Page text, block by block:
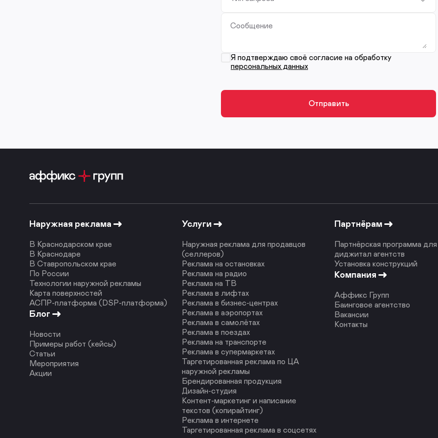
Сообщение
Я подтверждаю своё согласие на обработку
персональных данных
Наружная реклама
В Краснодарском крае
В Краснодаре
В Ставропольском крае
По России
Технологии наружной рекламы
Карта поверхностей
АСПР-платформа (DSP-платформа)
Блог
Новости
Примеры работ (кейсы)
Статьи
Мероприятия
Акции
Услуги
Наружная реклама для продавцов
(селлеров)
Реклама на остановках
Реклама на радио
Реклама на ТВ
Реклама в лифтах
Реклама в бизнес-центрах
Реклама в аэропортах
Реклама в самолётах
Реклама в поездах
Реклама на транспорте
Реклама в супермаркетах
Таргетированная реклама по ЦА
наружной рекламы
Брендированная продукция
Дизайн-студия
Контент-маркетинг и написание
текстов (копирайтинг)
Реклама в интернете
Таргетированная реклама в соцсетях
Партнёрам
Партнёрская программа для
диджитал агентств
Установка конструкций
Компания
Аффикс Групп
Баинговое агентство
Вакансии
Контакты